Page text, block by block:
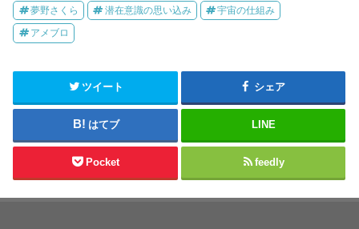
夢野さくら 潜在意識の思い込み 宇宙の仕組み
アメブロ
ツイート シェア
はてブ LINE
Pocket feedly